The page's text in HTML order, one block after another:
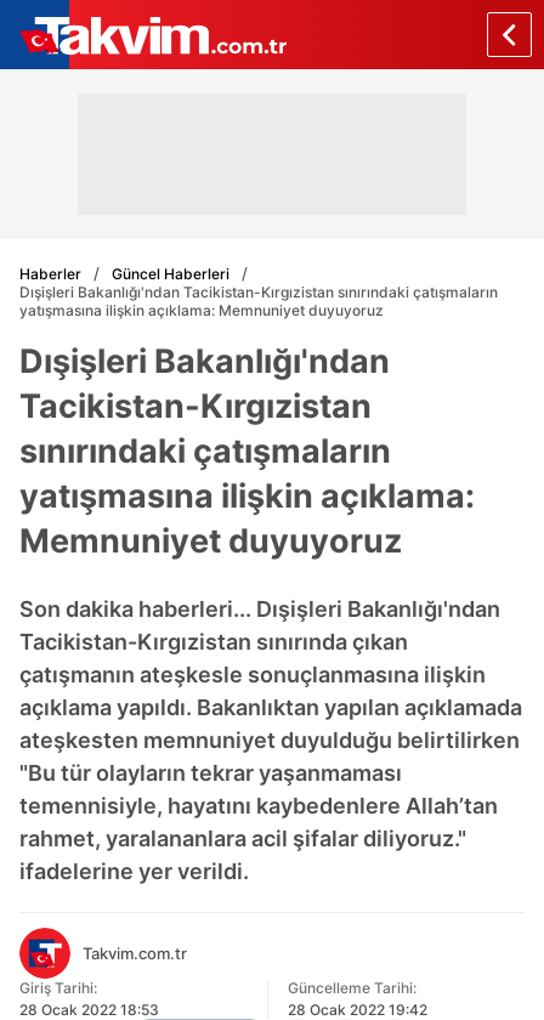
Haberler
Güncel Haberleri
Dışişleri Bakanlığı'ndan Tacikistan-Kırgızistan sınırındaki çatışmaların
yatışmasına ilişkin açıklama: Memnuniyet duyuyoruz
Dışişleri Bakanlığı'ndan
Tacikistan-Kırgızistan
sınırındaki çatışmaların
yatışmasına ilişkin açıklama:
Memnuniyet duyuyoruz
Son dakika haberleri... Dışişleri Bakanlığı'ndan
Tacikistan-Kırgızistan sınırında çıkan
çatışmanın ateşkesle sonuçlanmasına ilişkin
açıklama yapıldı. Bakanlıktan yapılan açıklamada
ateşkesten memnuniyet duyulduğu belirtilirken
"Bu tür olayların tekrar yaşanmaması
temennisiyle, hayatını kaybedenlere Allah’tan
rahmet, yaralananlara acil şifalar diliyoruz."
ifadelerine yer verildi.
Takvim.com.tr
Giriş Tarihi:
28 Ocak 2022 18:53
Güncelleme Tarihi:
28 Ocak 2022 19:42